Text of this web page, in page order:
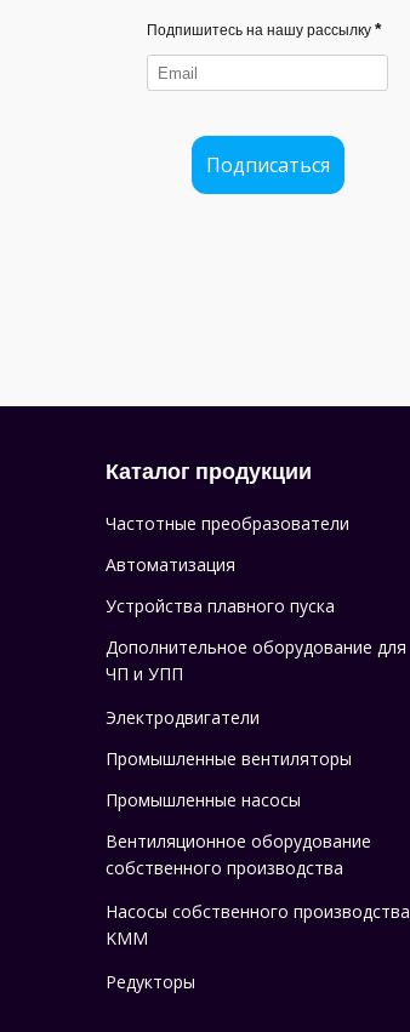
Подпишитесь на нашу рассылку *
Подписаться
Каталог продукции
Частотные преобразователи
Автоматизация
Устройства плавного пуска
Дополнительное оборудование для
ЧП и УПП
Электродвигатели
Промышленные вентиляторы
Промышленные насосы
Вентиляционное оборудование
собственного производства
Насосы собственного производства
KMM
Редукторы